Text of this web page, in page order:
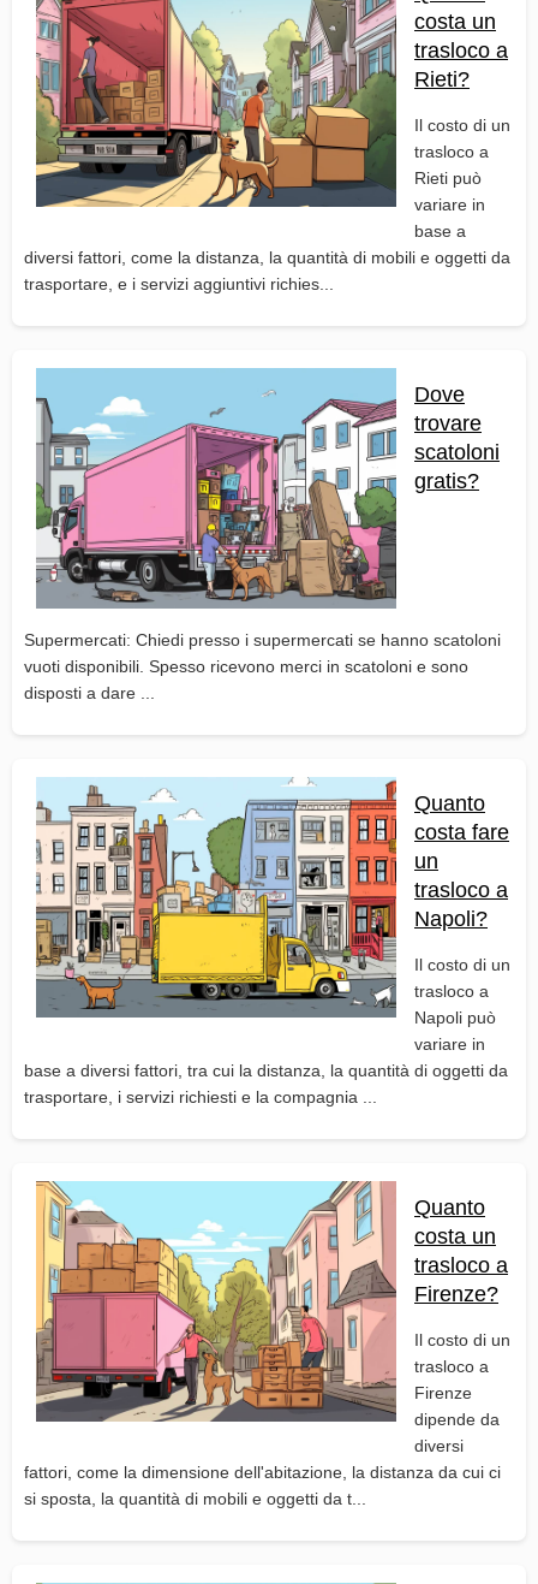
costa un
trasloco a
Rieti?
Il costo di un
trasloco a
Rieti può
variare in
base a
diversi fattori, come la distanza, la quantità di mobili e oggetti da
trasportare, e i servizi aggiuntivi richies...
Dove
trovare
scatoloni
gratis?
Supermercati: Chiedi presso i supermercati se hanno scatoloni
vuoti disponibili. Spesso ricevono merci in scatoloni e sono
disposti a dare ...
Quanto
costa fare
un
trasloco a
Napoli?
Il costo di un
trasloco a
Napoli può
variare in
base a diversi fattori, tra cui la distanza, la quantità di oggetti da
trasportare, i servizi richiesti e la compagnia ...
Quanto
costa un
trasloco a
Firenze?
Il costo di un
trasloco a
Firenze
dipende da
diversi
fattori, come la dimensione dell'abitazione, la distanza da cui ci
si sposta, la quantità di mobili e oggetti da t...